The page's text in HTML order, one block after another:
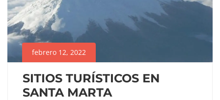
01-
23T10:10:59-
05:00
AMERICA
DEL
SUR,
Colombia,
Santa
febrero 12, 2022
SITIOS TURÍSTICOS EN
SANTA MARTA